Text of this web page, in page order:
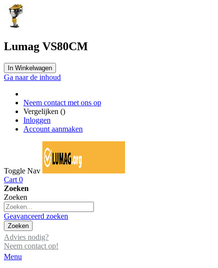
Lumag VS80CM
In Winkelwagen
Ga naar de inhoud
Neem contact met ons op
Vergelijken ()
Inloggen
Account aanmaken
Toggle Nav
Cart 0
Zoeken
Zoeken
Geavanceerd zoeken
Zoeken
Advies nodig?
Neem contact op!
Menu